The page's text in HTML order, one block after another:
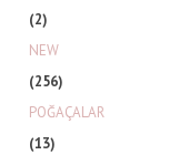
(2)
NEW
(256)
POĞAÇALAR
(13)